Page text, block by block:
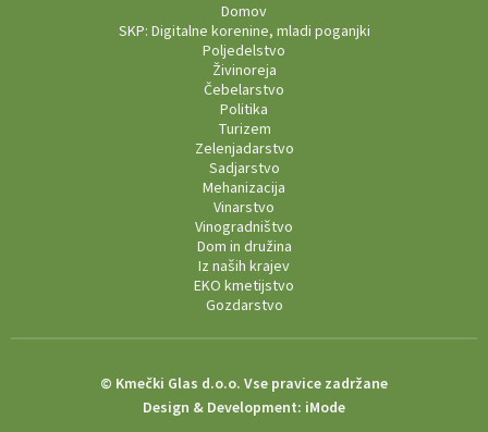
Domov
SKP: Digitalne korenine, mladi poganjki
Poljedelstvo
Živinoreja
Čebelarstvo
Politika
Turizem
Zelenjadarstvo
Sadjarstvo
Mehanizacija
Vinarstvo
Vinogradništvo
Dom in družina
Iz naših krajev
EKO kmetijstvo
Gozdarstvo
© Kmečki Glas d.o.o. Vse pravice zadržane
Design & Development: iMode